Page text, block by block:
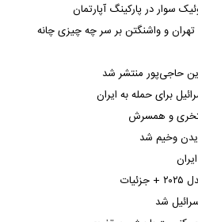
سوار در پارکینگ آپارتمان
تهران و واشنگتن بر سر چه چیزی چانه
حاجی‌پور منتشر شد
برای حمله به ایران
و همسرش
وخیم شد
شد